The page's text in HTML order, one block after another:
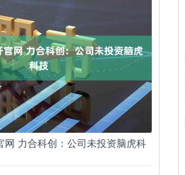
网 力合科创：公司未投资脑虎科